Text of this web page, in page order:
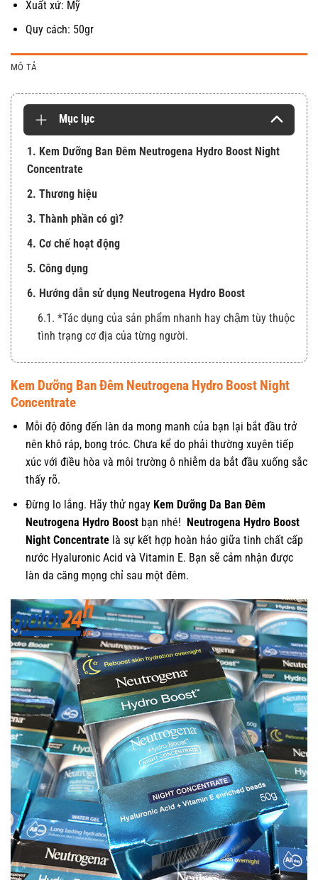
Xuất xứ: Mỹ
Quy cách: 50gr
MÔ TẢ
Mục lục
1. Kem Dưỡng Ban Đêm Neutrogena Hydro Boost Night
Concentrate
2. Thương hiệu
3. Thành phần có gì?
4. Cơ chế hoạt động
5. Công dụng
6. Hướng dẫn sử dụng Neutrogena Hydro Boost
6.1. *Tác dụng của sản phẩm nhanh hay chậm tùy thuộc
tình trạng cơ địa của từng người.
Kem Dưỡng Ban Đêm Neutrogena Hydro Boost Night
Concentrate
Mỗi độ đông đến làn da mong manh của bạn lại bắt đầu trở
nên khô ráp, bong tróc. Chưa kể do phải thường xuyên tiếp
xúc với điều hòa và môi trường ô nhiễm da bắt đầu xuống sắc
thấy rõ.
Đừng lo lắng. Hãy thử ngay Kem Dưỡng Da Ban Đêm
Neutrogena Hydro Boostbạn nhé! Neutrogena Hydro Boost
Night Concentratelà sự kết hợp hoàn hảo giữa tinh chất cấp
nước Hyaluronic Acid và Vitamin E. Bạn sẽ cảm nhận được
làn da căng mọng chỉ sau một đêm.